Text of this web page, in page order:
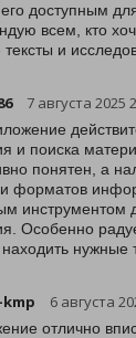
доступным
всем, кто
и
7 августа 2025
и поиска
понятен, а
и форматов
инструментом
Особенно
нужные
6 августа
отлично